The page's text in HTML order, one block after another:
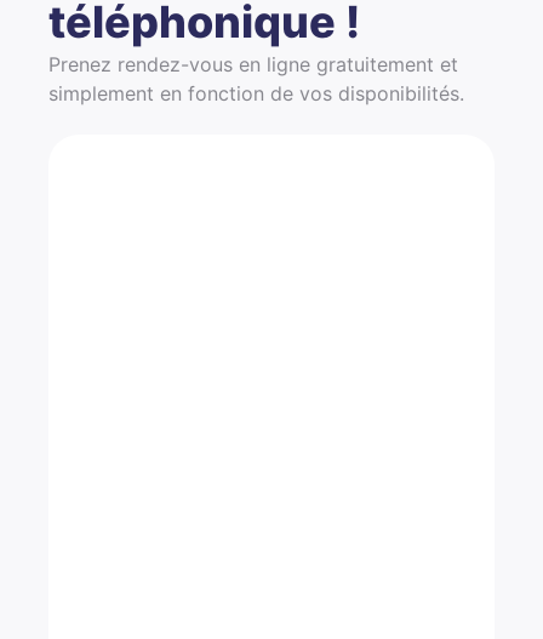
téléphonique !
Prenez rendez-vous en ligne gratuitement et
simplement en fonction de vos disponibilités.